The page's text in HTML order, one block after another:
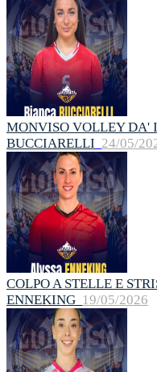
MONVISO VOLLEY DA'
BUCCIARELLI 24/05/
COLPO A STELLE E
ENNEKING 19/05/2026